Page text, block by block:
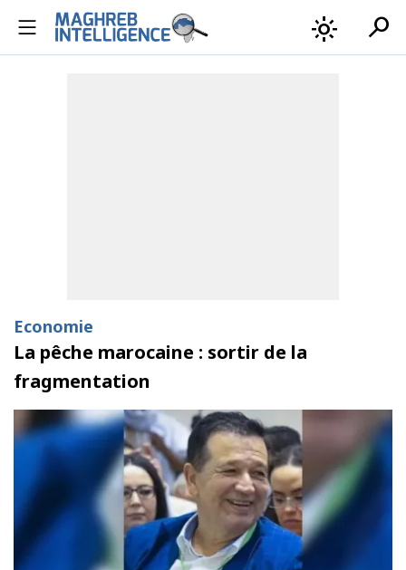
light_mode search
Economie
La pêche marocaine : sortir de la
fragmentation